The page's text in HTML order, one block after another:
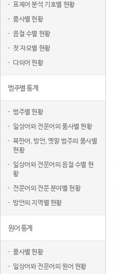
표제어 분석 기호별 현황
품사별 현황
음절 수별 현황
첫 자모별 현황
다의어 현황
범주별 통계
범주별 현황
일상어와 전문어의 품사별 현황
북한어, 방언, 옛말 범주의 품사별
현황
일상어와 전문어의 음절 수별 현
황
전문어의 전문 분야별 현황
방언의 지역별 현황
원어 통계
품사별 현황
일상어와 전문어의 원어 현황